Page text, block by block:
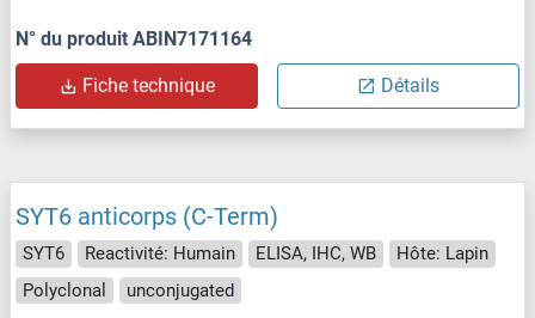
N° du produit ABIN7171164
Fiche technique Détails
SYT6 anticorps (C-Term)
SYT6 Reactivité: Humain ELISA, IHC, WB
Hôte: Lapin
Polyclonal
unconjugated